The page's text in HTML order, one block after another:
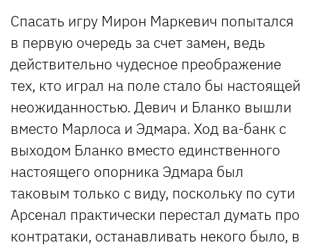
Спасать игру Мирон Маркевич попытался
в первую очередь за счет замен, ведь
действительно чудесное преображение
тех, кто играл на поле стало бы настоящей
неожиданностью. Девич и Бланко вышли
вместо Марлоса и Эдмара. Ход ва-банк с
выходом Бланко вместо единственного
настоящего опорника Эдмара был
таковым только с виду, поскольку по сути
Арсенал практически перестал думать про
контратаки, останавливать некого было, в